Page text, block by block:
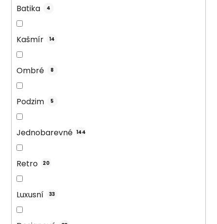
Batika 4
Kašmír 14
Ombré 8
Podzim 5
Jednobarevné 144
Retro 20
Luxusní 33